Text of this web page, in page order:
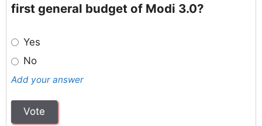
first general budget of Modi 3.0?
Yes
No
Add your answer